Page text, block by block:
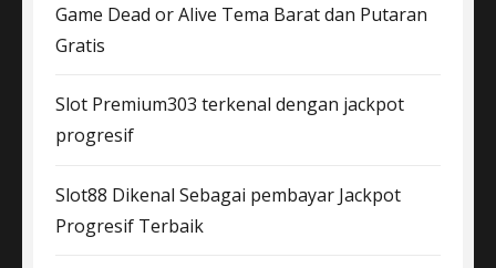
Game Dead or Alive Tema Barat dan Putaran
Gratis
Slot Premium303 terkenal dengan jackpot
progresif
Slot88 Dikenal Sebagai pembayar Jackpot
Progresif Terbaik